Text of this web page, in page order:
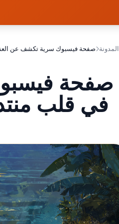
المدونة
صفحة
في قلب